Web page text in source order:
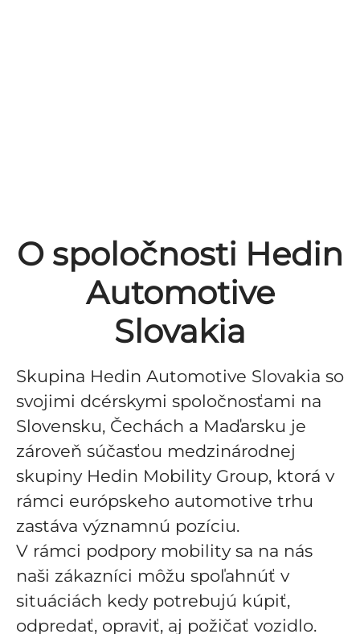
O spoločnosti Hedin
Automotive
Slovakia
Skupina Hedin Automotive Slovakia so
svojimi dcérskymi spoločnosťami na
Slovensku, Čechách a Maďarsku je
zároveň súčasťou medzinárodnej
skupiny Hedin Mobility Group, ktorá v
rámci európskeho automotive trhu
zastáva významnú pozíciu.
V rámci podpory mobility sa na nás
naši zákazníci môžu spoľahnúť v
situáciách kedy potrebujú kúpiť,
odpredať, opraviť, aj požičať vozidlo.